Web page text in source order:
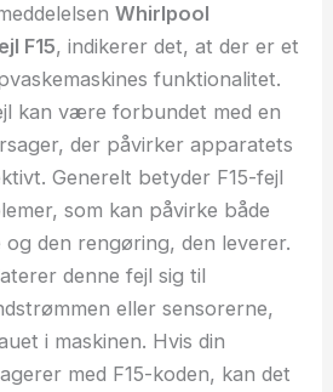
Whirlpool
F15, indikerer det, at der er et
funktionalitet.
kan være forbundet med en
der påvirker apparatets
Generelt betyder F15-fejl
som kan påvirke både
og den rengøring, den leverer.
denne fejl sig til
eller sensorerne,
i maskinen. Hvis din
med F15-koden, kan det